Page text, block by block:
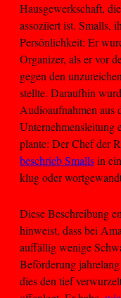
Hausgewerkschaft,
assoziiert ist. Smalls,
Persönlichkeit: Er
Organizer, als er vor
gegen den
stellte. Daraufhin
Audioaufnahmen aus
Unternehmensleitung
plante: Der Chef der
beschrieb Smallsin
klug oder
Diese Beschreibung
hinweist, dass bei
auffällig wenige
Beförderung
dies den tief